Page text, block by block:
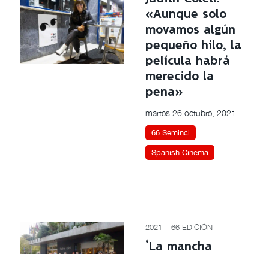
«Aunque solo
movamos algún
pequeño hilo, la
película habrá
merecido la
pena»
martes 26 octubre, 2021
66 Seminci
Spanish Cinema
2021 – 66 EDICIÓN
‘La mancha